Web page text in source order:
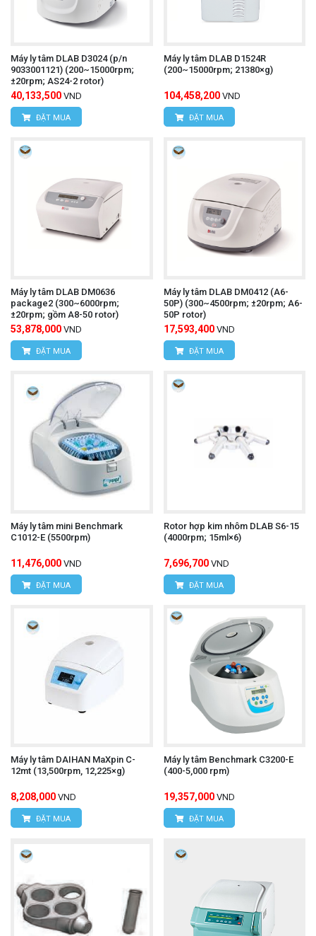
Máy ly tâm DLAB D3024 (p/n
9033001121) (200~15000rpm;
±20rpm; AS24-2 rotor)
40,133,500 VND
ĐẶT MUA
Máy ly tâm DLAB D1524R
(200~15000rpm; 21380×g)
104,458,200 VND
ĐẶT MUA
Máy ly tâm DLAB DM0636
package2 (300~6000rpm;
±20rpm; gồm A8-50 rotor)
53,878,000 VND
ĐẶT MUA
Máy ly tâm DLAB DM0412 (A6-
50P) (300~4500rpm; ±20rpm; A6-
50P rotor)
17,593,400 VND
ĐẶT MUA
Máy ly tâm mini Benchmark
C1012-E (5500rpm)
11,476,000 VND
ĐẶT MUA
Rotor hợp kim nhôm DLAB S6-15
(4000rpm; 15ml×6)
7,696,700 VND
ĐẶT MUA
Máy ly tâm DAIHAN MaXpin C-
12mt (13,500rpm, 12,225×g)
8,208,000 VND
ĐẶT MUA
Máy ly tâm Benchmark C3200-E
(400-5,000 rpm)
19,357,000 VND
ĐẶT MUA